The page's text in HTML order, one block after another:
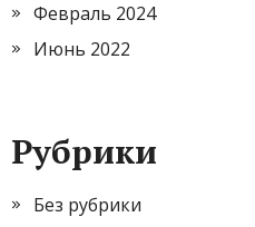
Февраль 2024
Июнь 2022
Рубрики
Без рубрики